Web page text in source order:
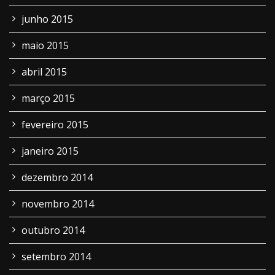
junho 2015
maio 2015
abril 2015
março 2015
fevereiro 2015
janeiro 2015
dezembro 2014
novembro 2014
outubro 2014
setembro 2014